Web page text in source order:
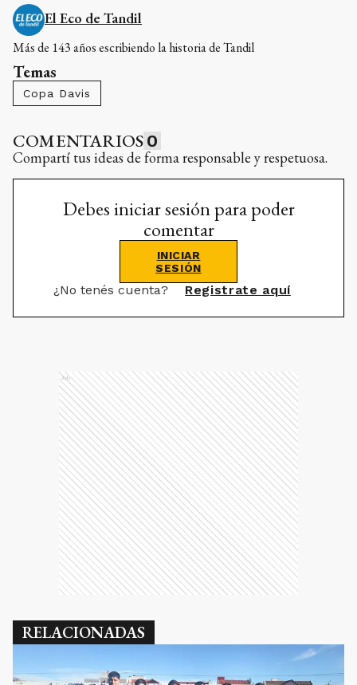
El Eco de Tandil
Más de 143 años escribiendo la historia de Tandil
Temas
Copa Davis
COMENTARIOS 0
Compartí tus ideas de forma responsable y respetuosa.
Debes iniciar sesión para poder
comentar
INICIAR
SESIÓN
¿No tenés cuenta? Registrate aquí
Ads
RELACIONADAS